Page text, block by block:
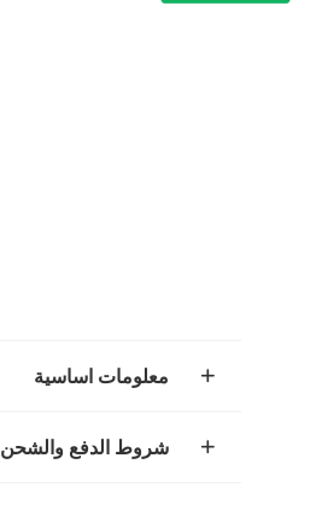
معلومات اساسية
شروط الدفع والشحن